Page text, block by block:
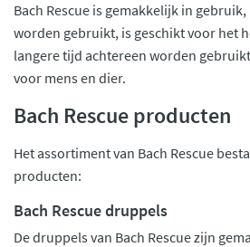
Bach Rescue is gemakkelijk in
worden gebruikt, is geschikt voor het
langere tijd achtereen worden
voor mens en dier.
Bach Rescue producten
Het assortiment van Bach Rescue
producten:
Bach Rescue druppels
De druppels van Bach Rescue zijn